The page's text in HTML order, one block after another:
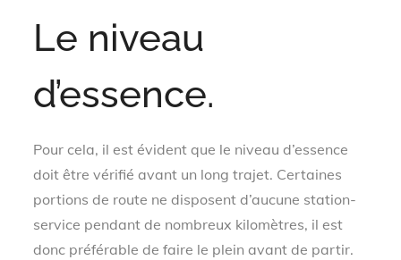
Le niveau
d’essence.
Pour cela, il est évident que le niveau d’essence
doit être vérifié avant un long trajet. Certaines
portions de route ne disposent d’aucune station-
service pendant de nombreux kilomètres, il est
donc préférable de faire le plein avant de partir.